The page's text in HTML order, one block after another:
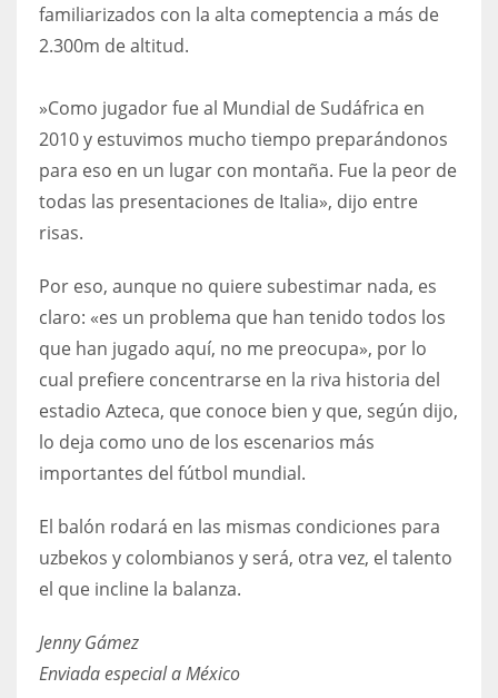
familiarizados con la alta comeptencia a más de
2.300m de altitud.
​»Como jugador fue al Mundial de Sudáfrica en
2010 y estuvimos mucho tiempo preparándonos
para eso en un lugar con montaña. Fue la peor de
todas las presentaciones de Italia», dijo entre
risas.
Por eso, aunque no quiere subestimar nada, es
claro: «es un problema que han tenido todos los
que han jugado aquí, no me preocupa», por lo
cual prefiere concentrarse en la riva historia del
estadio Azteca, que conoce bien y que, según dijo,
lo deja como uno de los escenarios más
importantes del fútbol mundial.
El balón rodará en las mismas condiciones para
uzbekos y colombianos y será, otra vez, el talento
el que incline la balanza.
Jenny Gámez
Enviada especial a México